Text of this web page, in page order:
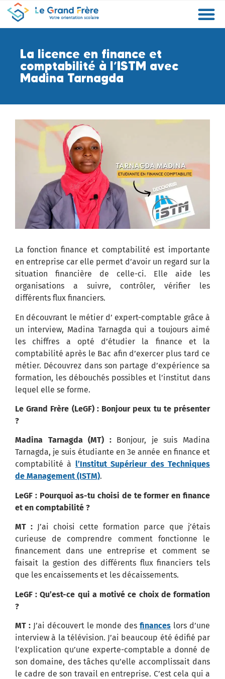
La licence en finance et
comptabilité à l’ISTM avec
Madina Tarnagda
La fonction finance et comptabilité est importante
en entreprise car elle permet d’avoir un regard sur la
situation financière de celle-ci. Elle aide les
organisations a suivre, contrôler, vérifier les
différents flux financiers.
En découvrant le métier d’ expert-comptable grâce à
un interview, Madina Tarnagda qui a toujours aimé
les chiffres a opté d’étudier la finance et la
comptabilité après le Bac afin d’exercer plus tard ce
métier. Découvrez dans son partage d’expérience sa
formation, les débouchés possibles et l’institut dans
lequel elle se forme.
Le Grand Frère (LeGF) : Bonjour peux tu te présenter
?
Madina Tarnagda (MT) :Bonjour, je suis Madina
Tarnagda, je suis étudiante en 3e année en finance et
comptabilité à l’Institut Supérieur des Techniques
de Management (ISTM).
LeGF : Pourquoi as-tu choisi de te former en finance
et en comptabilité ?
MT : J’ai choisi cette formation parce que j’étais
curieuse de comprendre comment fonctionne le
financement dans une entreprise et comment se
faisait la gestion des différents flux financiers tels
que les encaissements et les décaissements.
LeGF : Qu’est-ce qui a motivé ce choix de formation
?
MT : J’ai découvert le monde desfinances lors d’une
interview à la télévision. J’ai beaucoup été édifié par
l’explication qu’une experte-comptable a donné de
son domaine, des tâches qu’elle accomplissait dans
le cadre de son travail en entreprise. C’est cela qui a